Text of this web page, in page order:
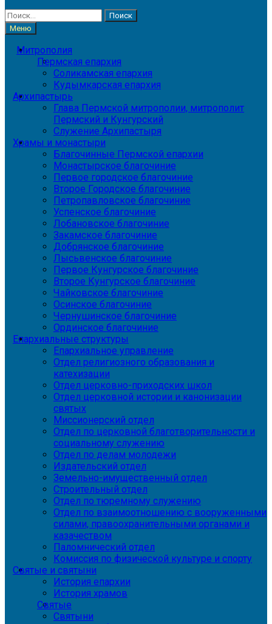
Найти:
Меню
Митрополия
Пермская епархия
Соликамская епархия
Кудымкарская епархия
Архипастырь
Глава Пермской митрополии, митрополит
Пермский и Кунгурский
Служение Архипастыря
Храмы и монастыри
Благочинные Пермской епархии
Монастырское благочиние
Первое городское благочиние
Второе Городское благочиние
Петропавловское благочиние
Успенское благочиние
Лобановское благочиние
Закамское благочиние
Добрянское благочиние
Лысьвенское благочиние
Первое Кунгурское благочиние
Второе Кунгурское благочиние
Чайковское благочиние
Осинское благочиние
Чернушинское благочиние
Ординское благочиние
Епархиальные структуры
Епархиальное управление
Отдел религиозного образования и
катехизации
Отдел церковно-приходских школ
Отдел церковной истории и канонизации
святых
Миссионерский отдел
Отдел по церковной благотворительности и
социальному служению
Отдел по делам молодежи
Издательский отдел
Земельно-имущественный отдел
Строительный отдел
Отдел по тюремному служению
Отдел по взаимоотношению с вооруженными
силами, правоохранительными органами и
казачеством
Паломнический отдел
Комиссия по физической культуре и спорту
Святые и святыни
История епархии
История храмов
Святые
Святыни